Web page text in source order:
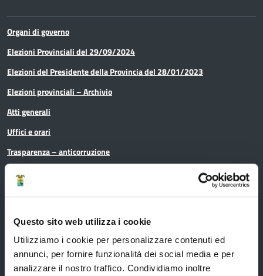
Questo sito web utilizza i cookie
Utilizziamo i cookie per personalizzare contenuti ed
annunci, per fornire funzionalità dei social media e per
analizzare il nostro traffico. Condividiamo inoltre
Organi di governo
Elezioni Provinciali del 29/09/2024
Elezioni del Presidente della Provincia del 28/01/2023
Elezioni provinciali – Archivio
Atti generali
Uffici e orari
Trasparenza – anticorruzione
CUG – Comitato Unico di Garanzia per le Pari Opportunità
Servizi